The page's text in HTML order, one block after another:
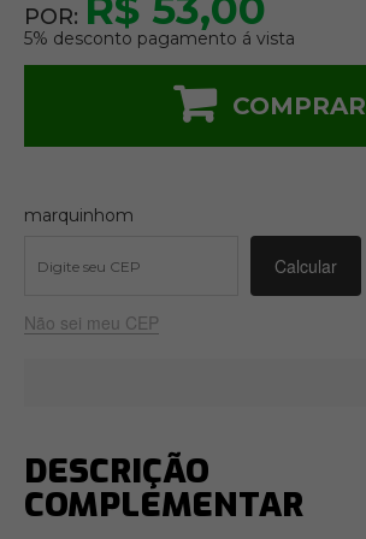
POR:
5% desconto pagamento á vista
COMPRAR
marquinhom
Não sei meu CEP
DESCRIÇÃO
COMPLEMENTAR